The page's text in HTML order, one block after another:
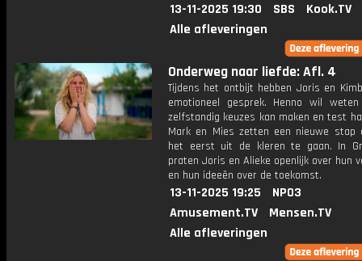
13-11-2025 19:30 SBS
Kook.TV
Alle afleveringen
Onderweg naar liefde: Afl. 4
Tijdens het ontbijt hebben Joris en
emotioneel gesprek. Henno wil
zelfstandig keuzes kan maken en test
Mark en Mies zetten een nieuwe stap
het eerst uit de kleren te gaan. In
praten Joris en Alieke openlijk over hun
en hun ideeën over de toekomst.
13-11-2025 19:25
NPO3
Amusement.TV
Mensen.TV
Alle afleveringen